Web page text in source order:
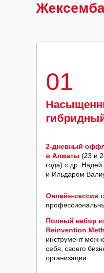
01
Полный набор
Reinvention
инструмент
себя, своего
организации
Онлайн-сессии с
2-дневный
в Алматы (23 и
года) с др.
и Ильдаром